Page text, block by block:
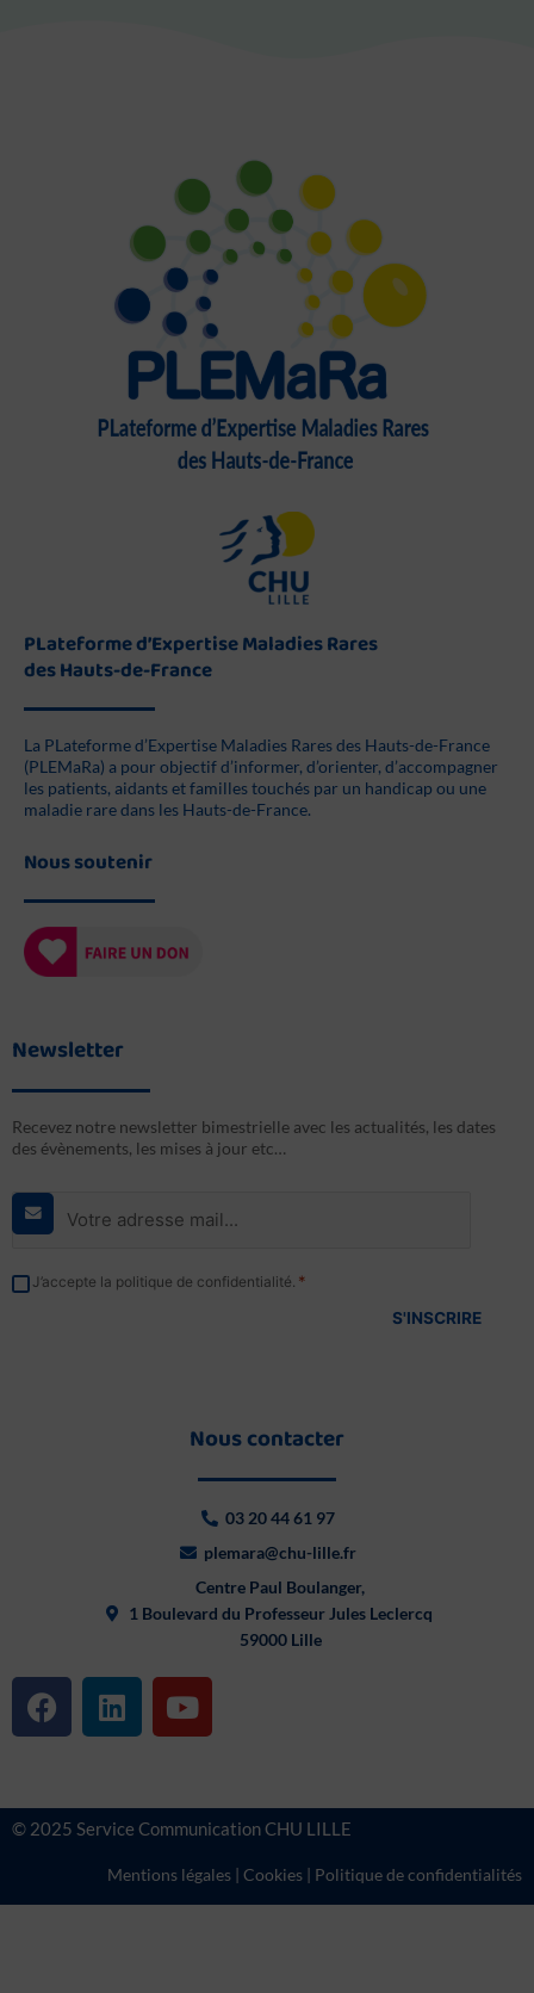
PLateforme d’Expertise Maladies Rares
des Hauts-de-France
La PLateforme d’Expertise Maladies Rares des Hauts-de-France
(PLEMaRa) a pour objectif d’informer, d’orienter, d’accompagner
les patients, aidants et familles touchés par un handicap ou une
maladie rare dans les Hauts-de-France.
Nous soutenir
Newsletter
Recevez notre newsletter bimestrielle avec les actualités, les dates
des évènements, les mises à jour etc…
E-
mail
RGPD
J’accepte la politique de confidentialité. *
Nous contacter
03 20 44 61 97
plemara@chu-lille.fr
Centre Paul Boulanger,
1 Boulevard du Professeur Jules Leclercq
59000 Lille
F
a
b
o
k
L
i
e
d
i
n
Y
o
u
b
e
© 2025 Service Communication CHU LILLE
Mentions légales | Cookies | Politique de confidentialités